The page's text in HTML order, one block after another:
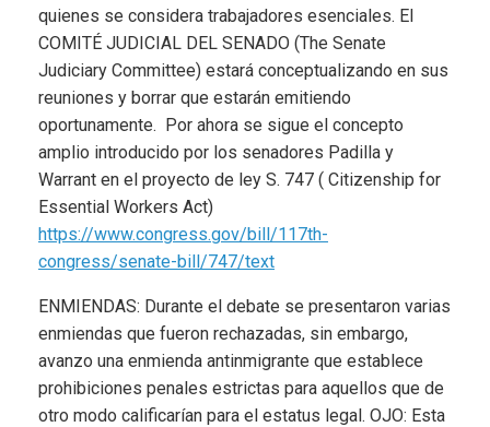
quienes se considera trabajadores esenciales. El
COMITÉ JUDICIAL DEL SENADO (The Senate
Judiciary Committee) estará conceptualizando en sus
reuniones y borrar que estarán emitiendo
oportunamente. Por ahora se sigue el concepto
amplio introducido por los senadores Padilla y
Warrant en el proyecto de ley S. 747 ( Citizenship for
Essential Workers Act)
https://www.congress.gov/bill/117th-
congress/senate-bill/747/text
ENMIENDAS: Durante el debate se presentaron varias
enmiendas que fueron rechazadas, sin embargo,
avanzo una enmienda antinmigrante que establece
prohibiciones penales estrictas para aquellos que de
otro modo calificarían para el estatus legal. OJO: Esta